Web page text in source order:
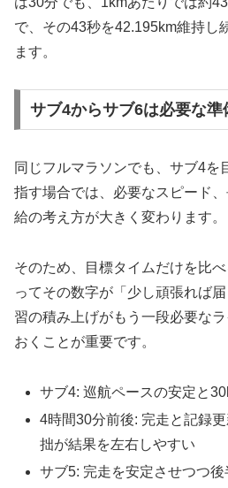
で、その43秒を42.195km維持し
ます。
サブ4からサブ6は必要な準
同じフルマラソンでも、サブ4を
指す場合では、必要なスピード
給の考え方が大きく変わります。
そのため、目標タイムだけを比
ってその数字が「少し頑張れば
習の積み上げがもう一段必要な
おくことが重要です。
サブ4: 巡航ペースの安定と
4時間30分前後: 完走と記録
拙が結果を左右しやすい
サブ5: 完走を安定させつつ